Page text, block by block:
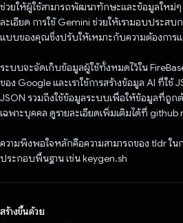
ช่วยให้ผู้ใช้สามารถพัฒนาทักษะและข้อมูลใหม่ๆ
ละเอียด การใช้ Gemini ช่วยให้เรามอบประส
แบบของคุณซึ่งปรับให้เหมาะกับความต้องการแ
ระบบจะจัดเก็บข้อมูลผู้ใช้ทั้งหมดไว้ใน
ของ Google และเราใช้การสร้างข้อมูล AI ที่ใช้
JSON รวมถึงใช้ข้อมูลระบบเพื่อให้ข้อมูลที่ถูก
เฉพาะบุคคล ดูรายละเอียดเพิ่มเติมได้ที่ github
ความพึงพอใจหลักคือความสามารถของ tldr ใน
ประกอบพื้นฐาน เช่น keygen.sh
สร้างขึ้นด้วย